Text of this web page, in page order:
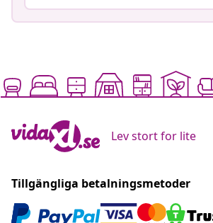
Lev stort for lite
Tillgängliga betalningsmetoder